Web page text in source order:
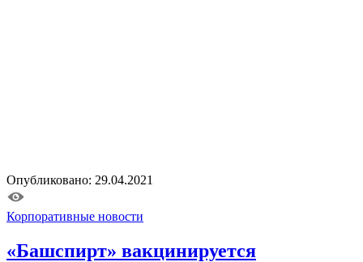
Опубликовано: 29.04.2021
Корпоративные новости
«Башспирт» вакцинируется